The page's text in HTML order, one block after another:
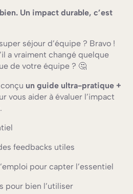
Un impact durable, c’est
séjour d’équipe ? Bravo !
a vraiment changé quelque
de votre équipe ? 🤔
un guide ultra-pratique +
vous aider à évaluer l’impact
feedbacks utiles
pour capter l’essentiel
pour bien l’utiliser